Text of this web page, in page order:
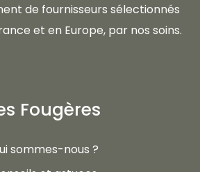
de fournisseurs sélectionnés
et en Europe, par nos soins.
Fougères
sommes-nous ?